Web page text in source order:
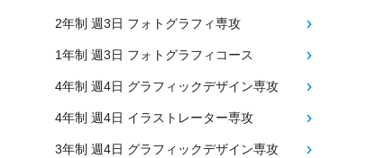
2年制 週3日 フォトグラフィ専攻
1年制 週3日 フォトグラフィコース
4年制 週4日 グラフィックデザイン専攻
4年制 週4日 イラストレーター専攻
3年制 週4日 グラフィックデザイン専攻